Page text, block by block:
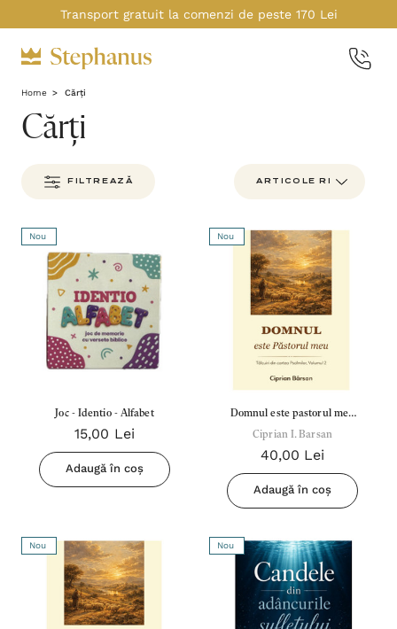
Transport gratuit la comenzi de peste 170 Lei
Home Cărți
Cărți
FILTREAZĂ
Nou
Joc - Identio - Alfabet
15,00 Lei
Adaugă în coș
Nou
Domnul este pastorul meu
Vol.2 - Talcuiri din cartea
Psalmilor
Ciprian I. Barsan
40,00 Lei
Adaugă în coș
Nou Nou